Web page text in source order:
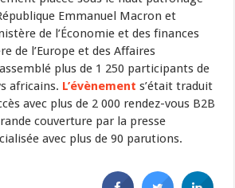
Emmanuel Macron et
de l’Économie et des finances
de l’Europe et des Affaires
plus de 1 250 participants de
africains. L’évènement s’était traduit
avec plus de 2 000 rendez-vous B2B
couverture par la presse
avec plus de 90 parutions.